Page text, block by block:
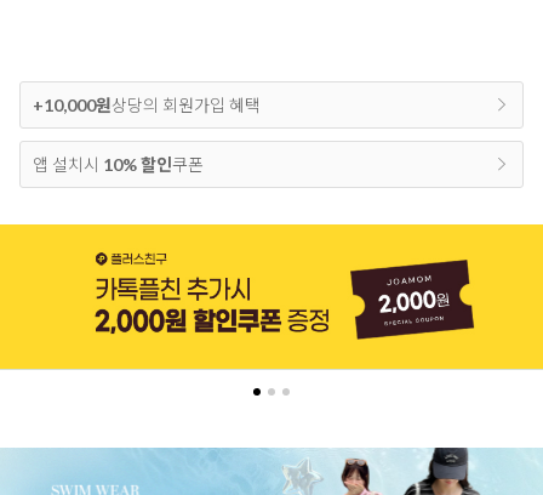
+10,000원상당의 회원가입 혜택
앱 설치시 10% 할인쿠폰